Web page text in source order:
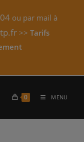
ou par mail à
>> Tarifs
0 MENU